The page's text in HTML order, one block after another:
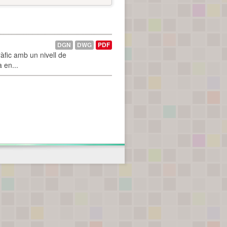
amb un nivell de
en...
DGN DWG PDF